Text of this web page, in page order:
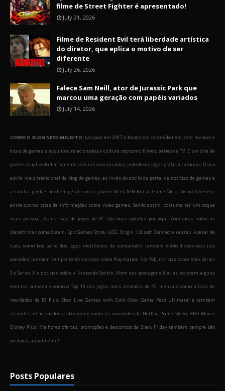
filme de Street Fighter é apresentado!
July 31, 2026
Filme de Resident Evil terá liberdade artística
do diretor, que eplica o motivo de ser
diferente
July 26, 2026
Falece Sam Neill, ator de Jurassic Park que
marcou uma geração com papéis variados
July 14, 2026
SOBRE O BLOG NERD MALDITO: Lançado em 2007, é focado em conteúdo nerd, com reviews e
dicas de games e assuntos relacionados a cultura pop como filmes, séries de TV. É um site de
games atualizado diariamente com notícias variadas, indo desde jogos grátis a tutoriais. Usa o
estilo mais tradicional de blog de games, ao invés do estilo de portal de notícias de games e
assuntos geek e nerd em geral como o Jovem Nerd, IGN Brasil, Game Vicio, Ovicio, Omelete,
entre outros sites de informações sobre video games. Sendo assim, costuma ter um toque
mais pessoal. As notícias de jogos de PC são mais padrões por aqui, com dicas sobre as
plataformas como Steam, Epic Games Store, GOG, Origin, Ubisoft Connect e outras. Apesar de
tudo, como boa parte dos jogos eletrônicos de computador também estão disponíveis nos
consoles, também sempre terão notícias sobre Playstation 5 (e PS4), notícias sobre Xbox Series
S e Series X e notícias sobre a Nintendo Switch. Além das postagens diárias, existem alguns
eventos semanais como o Top 10 dos jogos mais vendidos de PC, mensais como a lista de
novidades da PS Plus, Xbox Live Games with Gold (Xbox Game Pass Ultimate) e também
assuntos relacionados a streaming como as novidades da Netflix, Prime Video, HBO Max e
Disney Plus. Melhores ofertas, promoções e descontos da Black Friday também sempre são
postadas anualmente!
Posts Populares